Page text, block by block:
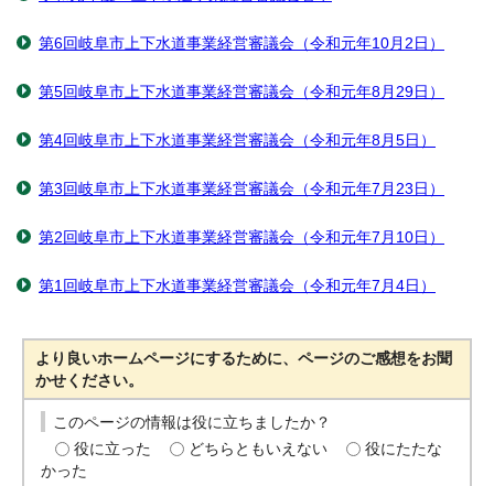
第6回岐阜市上下水道事業経営審議会（令和元年10月2日）
第5回岐阜市上下水道事業経営審議会（令和元年8月29日）
第4回岐阜市上下水道事業経営審議会（令和元年8月5日）
第3回岐阜市上下水道事業経営審議会（令和元年7月23日）
第2回岐阜市上下水道事業経営審議会（令和元年7月10日）
第1回岐阜市上下水道事業経営審議会（令和元年7月4日）
より良いホームページにするために、ページのご感想をお聞
かせください。
このページの情報は役に立ちましたか？
役に立った
どちらともいえない
役にたたな
かった